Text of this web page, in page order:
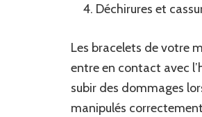
Déchirures et
Les bracelets de votre
entre en contact avec
subir des dommages
manipulés